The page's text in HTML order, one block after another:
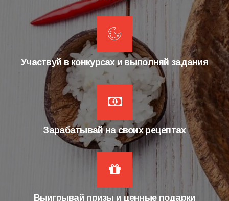
Участвуй в конкурсах и выполняй задания
Зарабатывай на своих рецептах
Выигрывай призы и ценные подарки